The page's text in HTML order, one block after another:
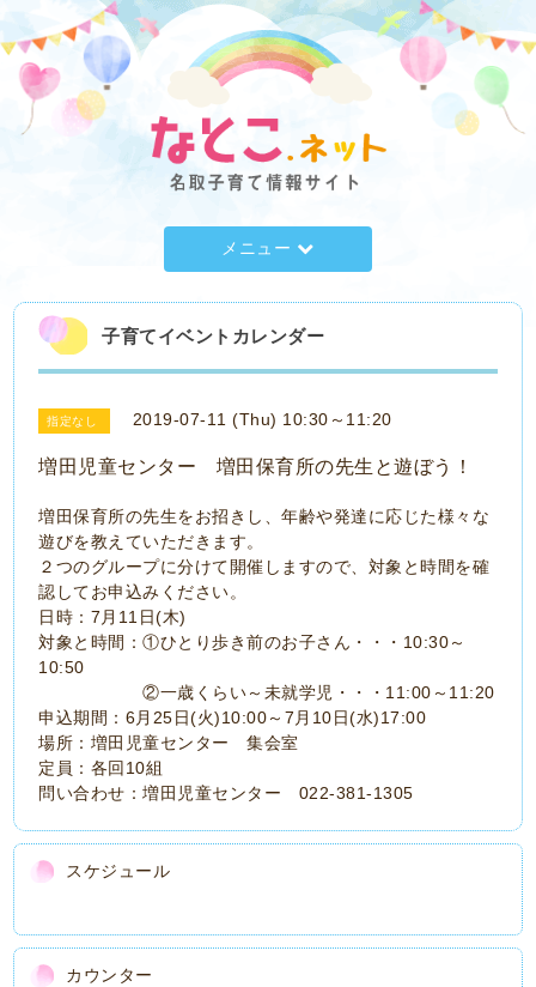
メニュー
子育てイベントカレンダー
指定なし 2019-07-11 (Thu) 10:30～11:20
増田児童センター 増田保育所の先生と遊ぼう！
増田保育所の先生をお招きし、年齢や発達に応じた様々な
遊びを教えていただきます。
２つのグループに分けて開催しますので、対象と時間を確
認してお申込みください。
日時：7月11日(木)
対象と時間：①ひとり歩き前のお子さん・・・10:30～
10:50
②一歳くらい～未就学児・・・11:00～11:20
申込期間：6月25日(火)10:00～7月10日(水)17:00
場所：増田児童センター 集会室
定員：各回10組
問い合わせ：増田児童センター 022-381-1305
スケジュール
カウンター